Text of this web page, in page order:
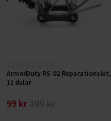
ArmorDuty RS-02 Reparationskit,
11 delar
99 kr 199 kr